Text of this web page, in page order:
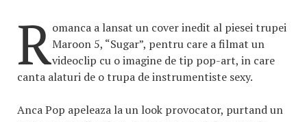
Romanca a lansat un cover inedit al piesei trupei
Maroon 5, “Sugar”, pentru care a filmat un
videoclip cu o imagine de tip pop-art, in care
canta alaturi de o trupa de instrumentiste sexy.
Anca Pop apeleaza la un look provocator, purtand un